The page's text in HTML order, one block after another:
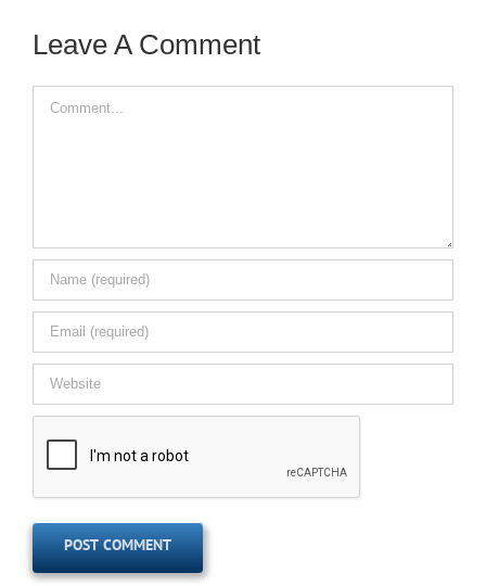
Leave A Comment